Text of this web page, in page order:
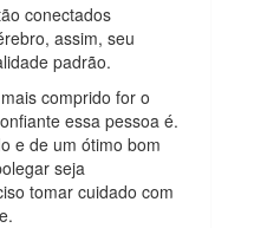
conectados
assim, seu
padrão.
comprido for o
essa pessoa é.
e de um ótimo bom
seja
tomar cuidado com